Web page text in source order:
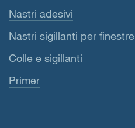
Nastri adesivi
Nastri sigillanti per finestre
Colle e sigillanti
Primer